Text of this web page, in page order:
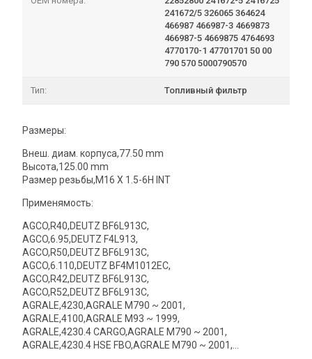
241672/5 326065 364624
466987 466987-3 4669873
466987-5 4669875 4764693
4770170-1 47701701 50 00
790 570 5000790570
Тип: Топливный фильтр
Размеры:
Внеш. диам. корпуса,77.50 mm
Высота,125.00 mm
Размер резьбы,M16 X 1.5-6H INT
Применямость:
AGCO,R40,DEUTZ BF6L913C,
AGCO,6.95,DEUTZ F4L913,
AGCO,R50,DEUTZ BF6L913C,
AGCO,6.110,DEUTZ BF4M1012EC,
AGCO,R42,DEUTZ BF6L913C,
AGCO,R52,DEUTZ BF6L913C,
AGRALE,4230,AGRALE M790 ~ 2001,
AGRALE,4100,AGRALE M93 ~ 1999,
AGRALE,4230.4 CARGO,AGRALE M790 ~ 2001,
AGRALE,4230.4 HSE FBO,AGRALE M790 ~ 2001,